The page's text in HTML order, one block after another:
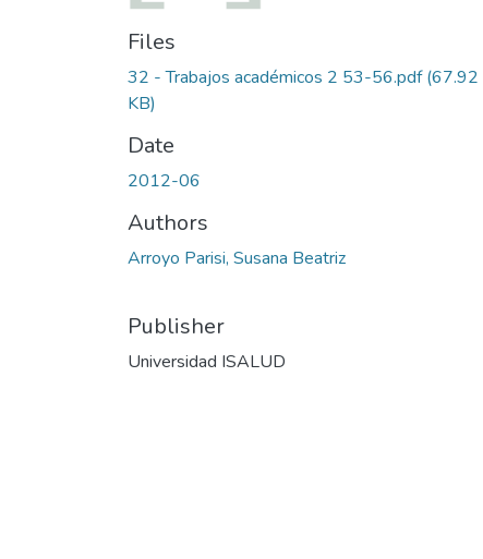
Files
32 - Trabajos académicos 2 53-56.pdf(67.92
KB)
Date
2012-06
Authors
Arroyo Parisi, Susana Beatriz
Publisher
Universidad ISALUD